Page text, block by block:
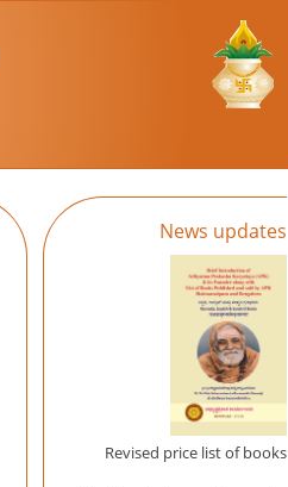
News updates
Revised price list of books